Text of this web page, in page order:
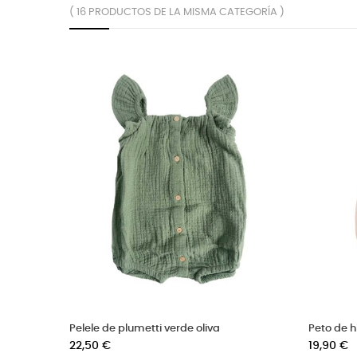
( 16 PRODUCTOS DE LA MISMA CATEGORÍA )
Jersey para bebe personalizado